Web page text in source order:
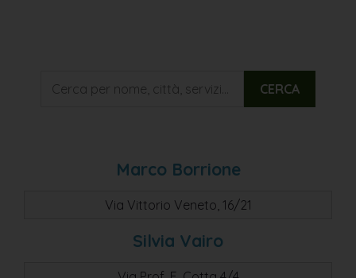
CERCA
Marco Borrione
Via Vittorio Veneto, 16/21
Silvia Vairo